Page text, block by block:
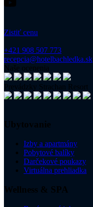
Zistiť cenu
+421 908 507 773
recepcia@hotelbachledka.sk
Naše ocenenia
Prevádzky Strachan Resort
Ubytovanie
Izby a apartmány
Pobytové balíky
Darčekové poukazy
Virtuálna prehliadka
Wellness & SPA